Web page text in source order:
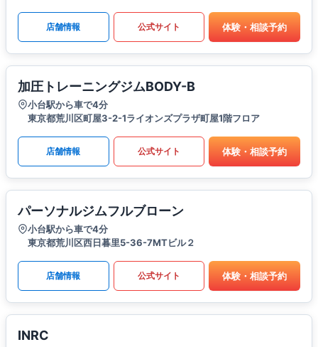
店舗情報 公式サイト 体験・相談予約
加圧トレーニングジムBODY-B
小台駅から車で4分
東京都荒川区町屋3-2-1ライオンズプラザ町屋1階フロア
店舗情報 公式サイト 体験・相談予約
パーソナルジムフルブローン
小台駅から車で4分
東京都荒川区西日暮里5-36-7MTビル２
店舗情報 公式サイト 体験・相談予約
INRC